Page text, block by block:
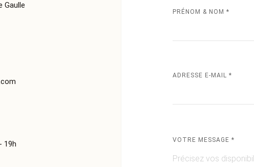
Gaulle
19h
PRÉNOM & NOM *
ADRESSE E-MAIL *
VOTRE MESSAGE *